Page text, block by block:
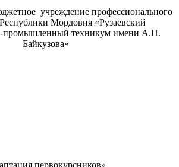
учреждение профессионального
Мордовия «Рузаевский
промышленный техникум имени А.П.
Байкузова»
первокурсников»